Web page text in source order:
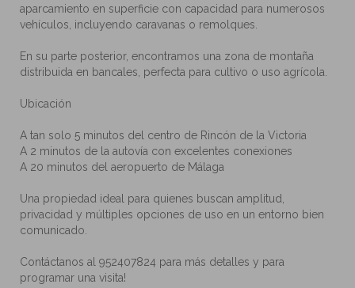
aparcamiento en superficie con capacidad para numerosos
vehículos, incluyendo caravanas o remolques.
En su parte posterior, encontramos una zona de montaña
distribuida en bancales, perfecta para cultivo o uso agrícola.
Ubicación
A tan solo 5 minutos del centro de Rincón de la Victoria
A 2 minutos de la autovía con excelentes conexiones
A 20 minutos del aeropuerto de Málaga
Una propiedad ideal para quienes buscan amplitud,
privacidad y múltiples opciones de uso en un entorno bien
comunicado.
Contáctanos al 952407824 para más detalles y para
programar una visita!